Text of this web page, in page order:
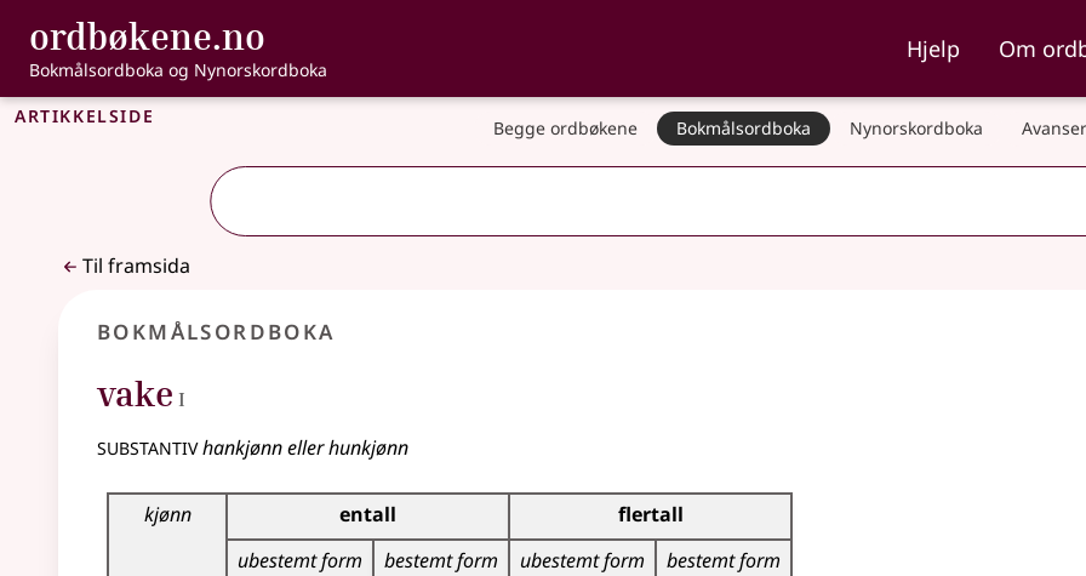
Gå til hovudinnhald
Tilgjenge
ordbøkene.no , Bokmålsordboka og Nynorskordboka
Bokmålsordboka og Nynorskordboka
Hjelp Om
Artikkelside Begge ordbøkene Bokmålsordboka Nynorskordboka
Til framsida
Bokmålsordboka
vake I
substantivhankjønn eller hunkjønn
Bøyingstabell for dette substantivet
kjønn entall
flertall
ubestemt form
bestemt form ubestemt form
bestemt form